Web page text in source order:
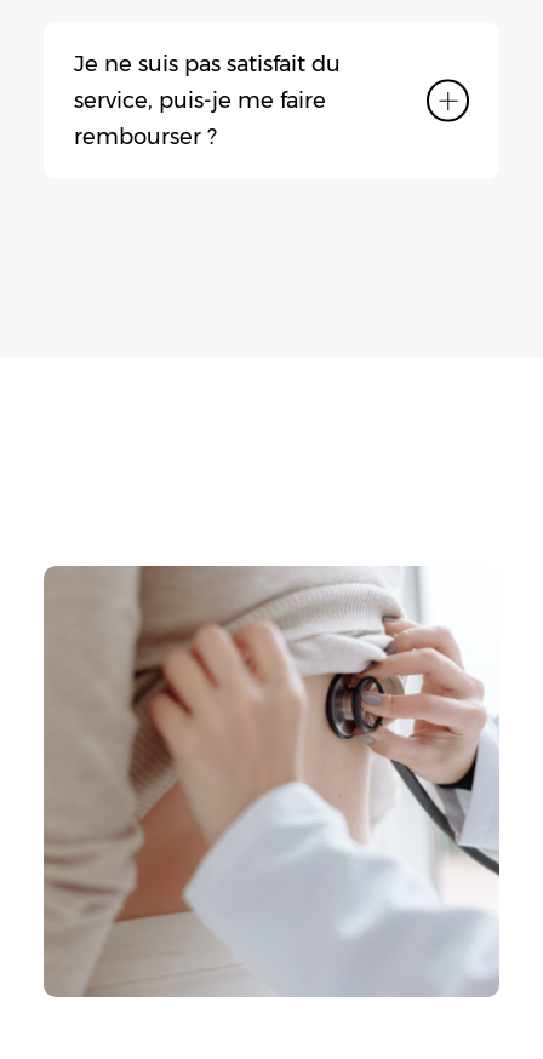
Je ne suis pas satisfait du
service, puis-je me faire
rembourser ?